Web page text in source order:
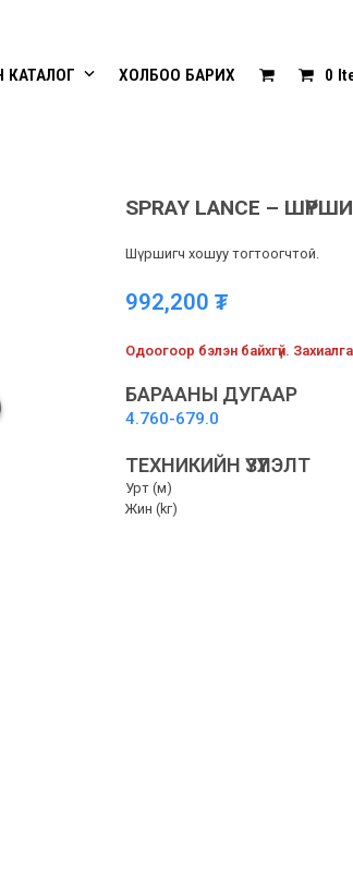
КАТАЛОГ ХОЛБОО БАРИХ 0
SPRAY LANCE –
Шүршигч хошуу тогтоогчтой.
992,200 ₮
Одоогоор бэлэн байхгүй.
БАРААНЫ ДУГААР
4.760-679.0
ТЕХНИКИЙН ҮЗҮҮЛЭЛТ
Урт (м)
Жин (kг)